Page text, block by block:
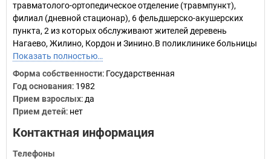
травматолого-ортопедическое отделение (травмпункт),
филиал (дневной стационар), 6 фельдшерско-акушерских
пункта, 2 из которых обслуживают жителей деревень
Нагаево, Жилино, Кордон и Зинино.В поликлинике больницы
Показать полностью…
Форма собственности: Государственная
Год основания: 1982
Прием взрослых: да
Прием детей: нет
Контактная информация
Телефоны